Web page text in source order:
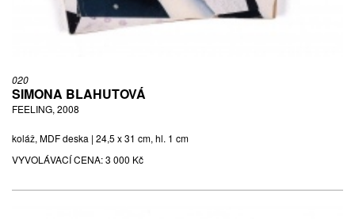
020
SIMONA BLAHUTOVÁ
FEELING, 2008
koláž, MDF deska | 24,5 x 31 cm, hl. 1 cm
VYVOLÁVACÍ CENA:3 000 Kč